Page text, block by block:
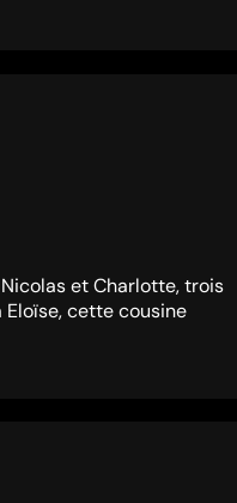
et Charlotte, trois
cette cousine